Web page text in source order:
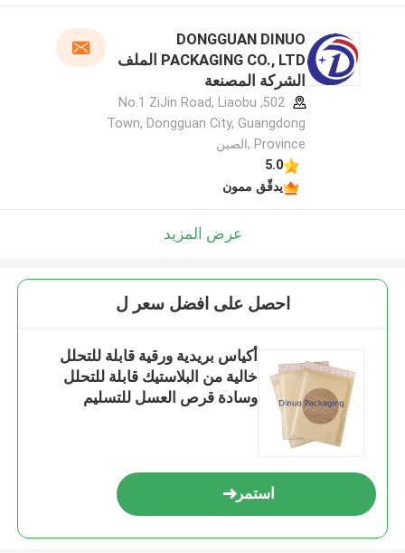
DONGGUAN DINUO
PACKAGING CO., LTD الملف
الشركة المصنعة
502, No.1 ZiJin Road, Liaobu
Town, Dongguan City, Guangdong
Province ,الصين
5.0
يدقّق ممون
عرض المزيد
احصل على افضل سعر ل
أكياس بريدية ورقية قابلة للتحلل
خالية من البلاستيك قابلة للتحلل
وسادة قرص العسل للتسليم
استمر